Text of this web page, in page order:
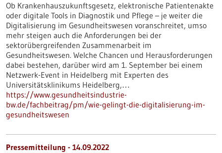
Ob Krankenhauszukunftsgesetz, elektronische Patientenakte
oder digitale Tools in Diagnostik und Pflege – je weiter die
Digitalisierung im Gesundheitswesen voranschreitet, umso
mehr steigen auch die Anforderungen bei der
sektorübergreifenden Zusammenarbeit im
Gesundheitswesen. Welche Chancen und Herausforderungen
dabei bestehen, darüber wird am 1. September bei einem
Netzwerk-Event in Heidelberg mit Experten des
Universitätsklinikums Heidelberg,…
https://www.gesundheitsindustrie-
bw.de/fachbeitrag/pm/wie-gelingt-die-digitalisierung-im-
gesundheitswesen
Pressemitteilung - 14.09.2022